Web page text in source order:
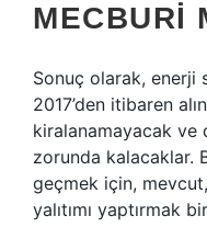
MECBURI
Sonuç olarak, enerji
2017’den itibaren
kiralanamayacak ve
zorunda kalacaklar.
geçmek için, mevcut,
yalıtımı yaptırmak